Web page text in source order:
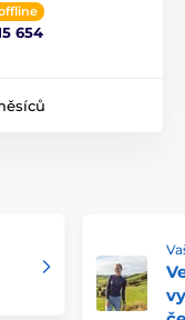
654